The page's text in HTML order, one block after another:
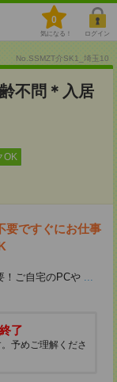
0
気になる！ ログイン
No.SSMZT介SK1_埼玉10
不問＊入居
OK
要ですぐにお仕事
ご自宅のPCや ...
了
予めご理解くださ